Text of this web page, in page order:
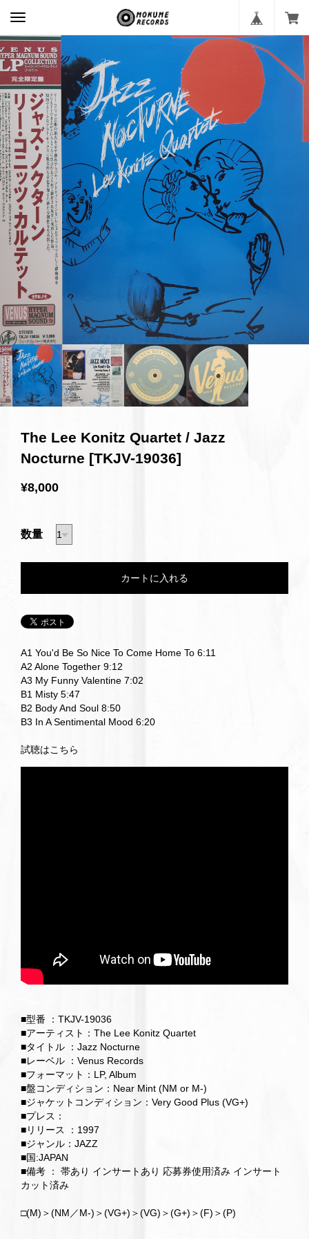
The Lee Konitz Quartet / Jazz
Nocturne [TKJV-19036]
¥8,000
数量
A1 You'd Be So Nice To Come Home To 6:11
A2 Alone Together 9:12
A3 My Funny Valentine 7:02
B1 Misty 5:47
B2 Body And Soul 8:50
B3 In A Sentimental Mood 6:20
試聴はこちら
■型番 ：TKJV-19036
■アーティスト：The Lee Konitz Quartet
■タイトル ：Jazz Nocturne
■レーベル ：Venus Records
■フォーマット：LP, Album
■盤コンディション：Near Mint (NM or M-)
■ジャケットコンディション：Very Good Plus (VG+)
■プレス：
■リリース ：1997
■ジャンル：JAZZ
■国:JAPAN
■備考 ： 帯あり インサートあり 応募券使用済み インサート
カット済み
□(M)＞(NM／M-)＞(VG+)＞(VG)＞(G+)＞(F)＞(P)